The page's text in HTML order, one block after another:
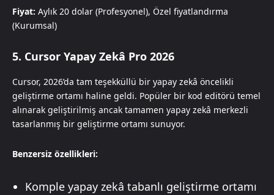
Fiyat: Aylık 20 dolar (Profesyonel), Özel fiyatlandırma
(Kurumsal)
5. Cursor Yapay Zekâ Pro 2026
Cursor, 2026’da tam teşekküllü bir yapay zekâ öncelikli
geliştirme ortamı haline geldi. Popüler bir kod editörü temel
alınarak geliştirilmiş ancak tamamen yapay zekâ merkezli
tasarlanmış bir geliştirme ortamı sunuyor.
Benzersiz özellikleri:
Komple yapay zekâ tabanlı geliştirme ortamı